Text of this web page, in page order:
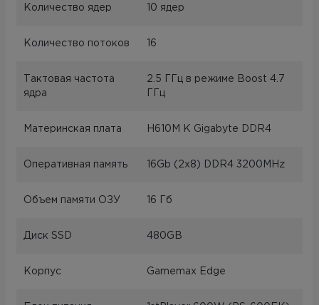
Количество ядер 10 ядер
Количество потоков 16
Тактовая частота
ядра
2.5 ГГц в режиме Boost 4.7
ГГц
Материнская плата H610M K Gigabyte DDR4
Оперативная память 16Gb (2x8) DDR4 3200MHz
Объем памяти ОЗУ 16 Гб
Диск SSD 480GB
Корпус Gamemax Edge